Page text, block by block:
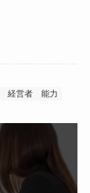
経営者 能力